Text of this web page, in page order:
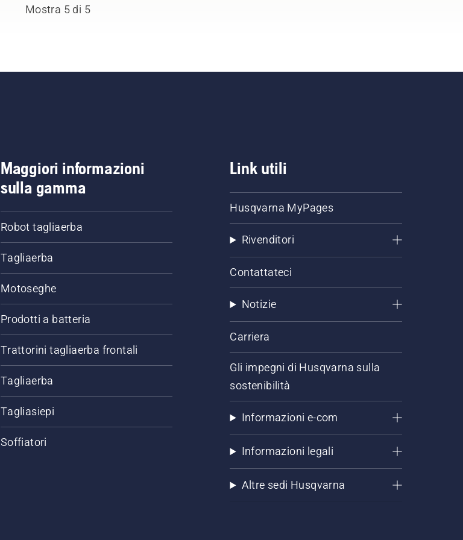
Mostra 5 di 5
Maggiori informazioni
sulla gamma
Robot tagliaerba
Tagliaerba
Motoseghe
Prodotti a batteria
Trattorini tagliaerba frontali
Tagliaerba
Tagliasiepi
Soffiatori
Link utili
Husqvarna MyPages
Rivenditori
Contattateci
Notizie
Carriera
Gli impegni di Husqvarna sulla
sostenibilità
Informazioni e-com
Informazioni legali
Altre sedi Husqvarna